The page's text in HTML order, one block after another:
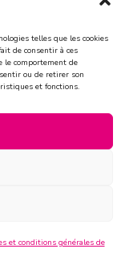
telles que les cookies
de consentir à ces
le comportement de
ou de retirer son
et fonctions.
et conditions générales de